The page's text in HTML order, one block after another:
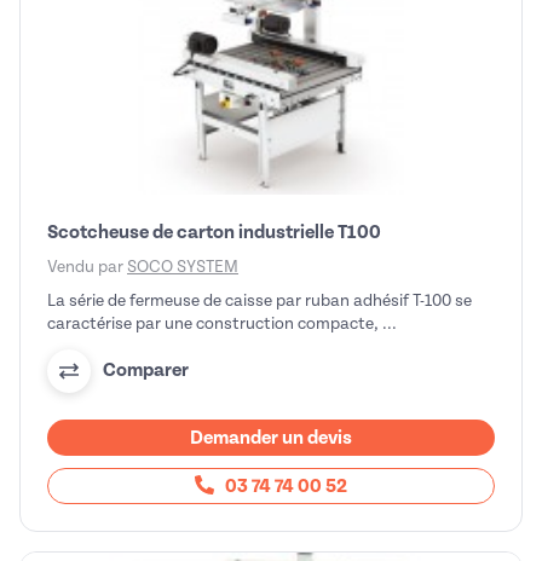
Scotcheuse de carton industrielle T100
Vendu par SOCO SYSTEM
La série de fermeuse de caisse par ruban adhésif T-100 se
caractérise par une construction compacte, ...
Comparer
Demander un devis
03 74 74 00 52